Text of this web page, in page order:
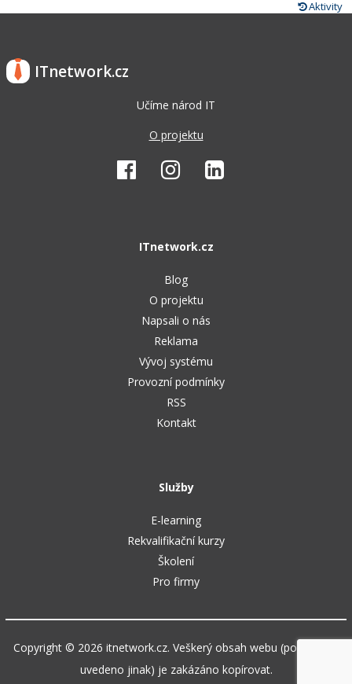
Aktivity
ITnetwork.cz
Učíme národ IT
O projektu
ITnetwork.cz
Blog
O projektu
Napsali o nás
Reklama
Vývoj systému
Provozní podmínky
RSS
Kontakt
Služby
E-learning
Rekvalifikační kurzy
Školení
Pro firmy
Copyright © 2026 itnetwork.cz. Veškerý obsah webu (pokud není
uvedeno jinak) je zakázáno kopírovat.